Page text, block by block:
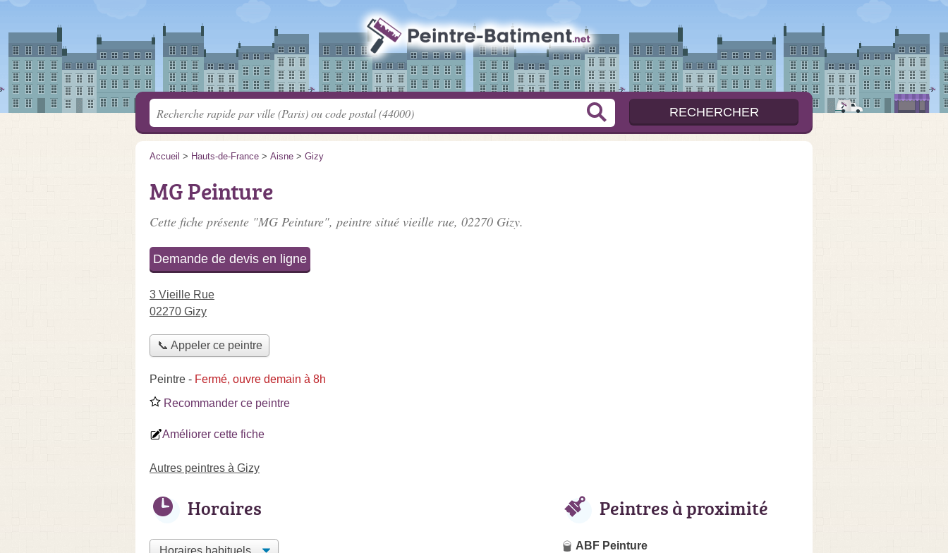
Accueil > Hauts-de-France > Aisne > Gizy
MG Peinture
Cette fiche présente "MG Peinture", peintre situé vieille rue, 02270 Gizy.
Demande de devis en ligne
3 Vieille Rue
02270 Gizy
📞 Appeler ce peintre
Peintre - Fermé, ouvre demain à 8h
Recommander ce peintre
Améliorer cette fiche
Autres peintres à Gizy
Horaires Peintres à proximité
ABF Peinture